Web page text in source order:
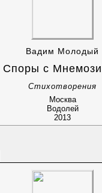
Вадим Молодый
Споры с
Стихотворения
Москва
Водолей
2013